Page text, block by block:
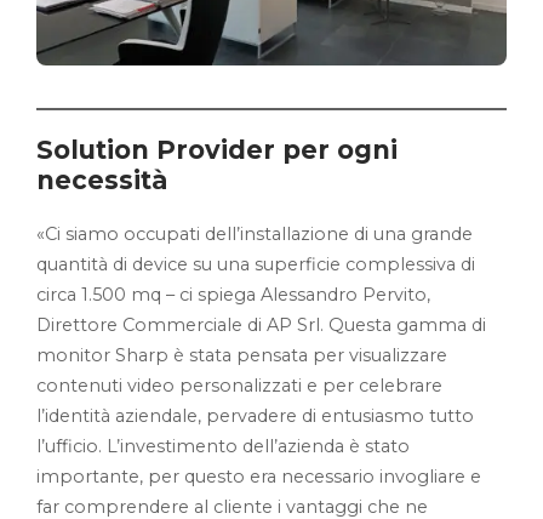
Solution Provider per ogni
necessità
«Ci siamo occupati dell’installazione di una grande
quantità di device su una superficie complessiva di
circa 1.500 mq – ci spiega Alessandro Pervito,
Direttore Commerciale di AP Srl. Questa gamma di
monitor Sharp è stata pensata per visualizzare
contenuti video personalizzati e per celebrare
l’identità aziendale, pervadere di entusiasmo tutto
l’ufficio. L’investimento dell’azienda è stato
importante, per questo era necessario invogliare e
far comprendere al cliente i vantaggi che ne